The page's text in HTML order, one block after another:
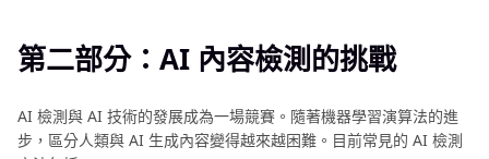
分
享
精
選
第二部分：AI 內容檢測的挑戰
AI 檢測與 AI 技術的發展成為一場競賽。隨著機器學習演算法的進
步，區分人類與 AI 生成內容變得越來越困難。目前常見的 AI 檢測